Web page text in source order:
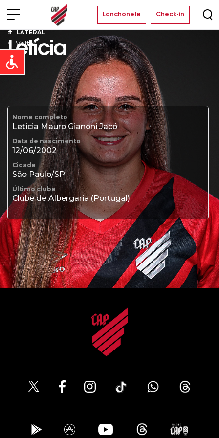
Open toolbar
Lanchonete Check-in
LATERAL
Letícia
Nome completo
Leticia Mauro Gianoni Jacó
Data de nascimento
12/06/2002
Cidade
São Paulo/SP
Último clube
Clube de Albergaria (Portugal)
Voltar